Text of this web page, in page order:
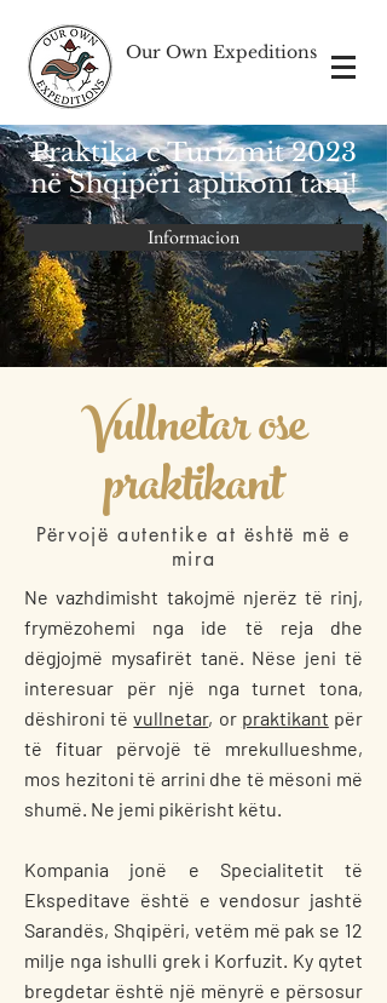
Our Own Expeditions
Praktika e Turizmit 2023
në Shqipëri aplikoni tani!
Informacion
Vullnetar ose
praktikant
Përvojë autentike at është më e
mira
Ne vazhdimisht takojmë njerëz të rinj,
frymëzohemi nga ide të reja dhe
dëgjojmë mysafirët tanë. Nëse jeni të
interesuar për një nga turnet tona,
dëshironi tëvullnetar, or praktikant për
të fituar përvojë të mrekullueshme,
mos hezitoni të arrini dhe të mësoni më
shumë. Ne jemi pikërisht këtu.
Kompania jonë e Specialitetit të
Ekspeditave është e vendosur jashtë
Sarandës, Shqipëri, vetëm më pak se 12
milje nga ishulli grek i Korfuzit. Ky qytet
bregdetar është një mënyrë e përsosur